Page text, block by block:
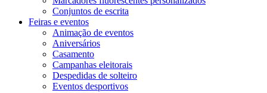
Conjuntos de escrita
Feiras e eventos
Animação de eventos
Aniversários
Casamento
Campanhas eleitorais
Despedidas de solteiro
Eventos desportivos